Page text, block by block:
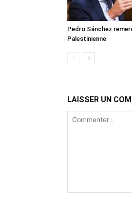
Pedro Sánchez
Palestinienne
LAISSER UN